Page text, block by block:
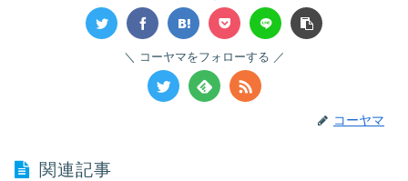
コーヤマをフォローする
コーヤマ
関連記事